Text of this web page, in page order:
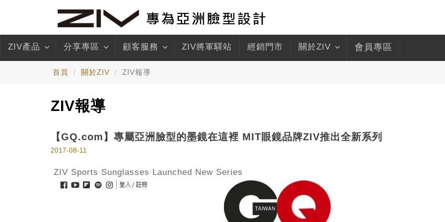
ZIV產品 分享專區 顧客服務 ZIV將軍驛站 經銷門市 關於ZIV 會員專區
首頁 關於ZIV ZIV報導
ZIV報導
【GQ.com】專屬亞洲臉型的墨鏡在這裡 MIT眼鏡品牌ZIV推出全新系列
2017-08-11
ZIV Sports Sunglasses Launched New Series